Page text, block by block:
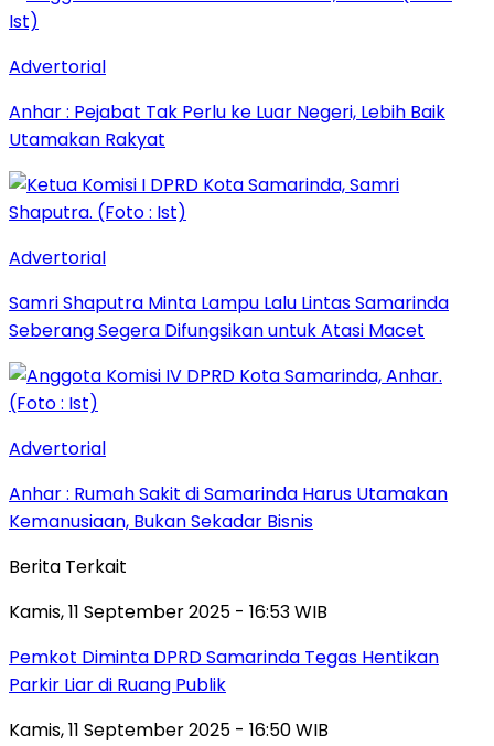
Advertorial
Anhar : Pejabat Tak Perlu ke Luar Negeri, Lebih Baik
Utamakan Rakyat
Advertorial
Samri Shaputra Minta Lampu Lalu Lintas Samarinda
Seberang Segera Difungsikan untuk Atasi Macet
Advertorial
Anhar : Rumah Sakit di Samarinda Harus Utamakan
Kemanusiaan, Bukan Sekadar Bisnis
Berita Terkait
Kamis, 11 September 2025 - 16:53 WIB
Pemkot Diminta DPRD Samarinda Tegas Hentikan
Parkir Liar di Ruang Publik
Kamis, 11 September 2025 - 16:50 WIB